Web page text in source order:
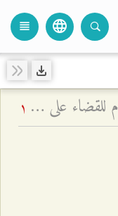
language
view_headline
دستور الإمام الصادق عليه السلام للقضاء على الفرعونية 1